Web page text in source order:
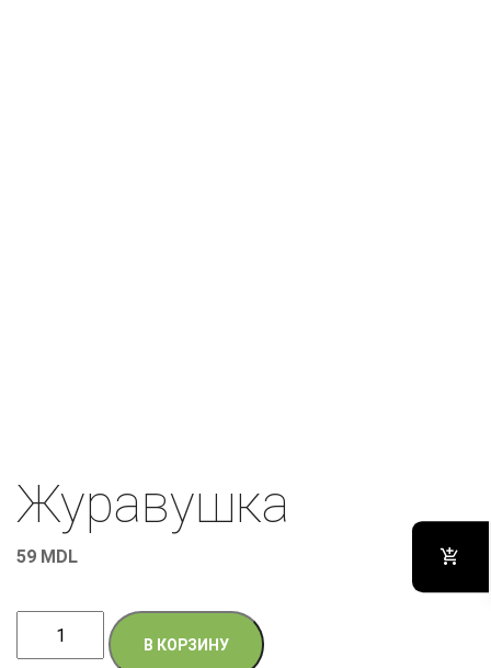
Журавушка
59 MDL
Количество
товара
В КОРЗИНУ